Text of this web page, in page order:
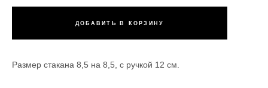
ДОБАВИТЬ В КОРЗИНУ
Размер стакана 8,5 на 8,5, с ручкой 12 см.